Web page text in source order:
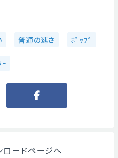
普通の速さ ﾎﾟｯﾌﾟ
ロードページへ